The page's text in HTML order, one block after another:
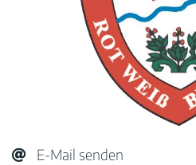
E-Mail senden